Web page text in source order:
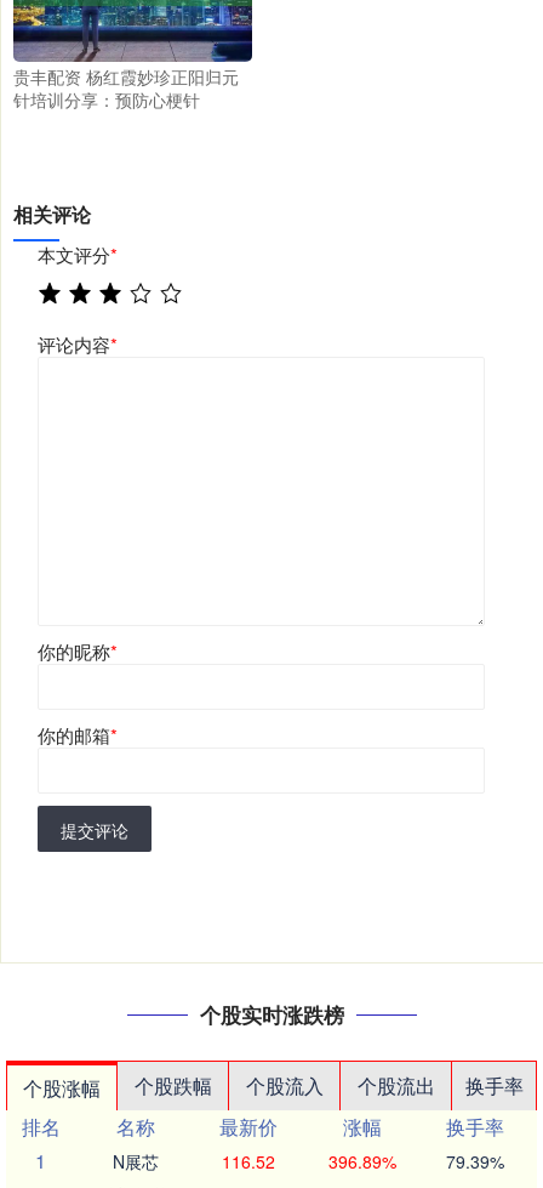
贵丰配资 杨红霞妙珍正阳归元
针培训分享：预防心梗针
相关评论
本文评分*
评论内容*
你的昵称*
你的邮箱*
提交评论
个股实时涨跌榜
个股涨幅 个股跌幅 个股流入 个股流出
换手率
排名
名称 最新价 涨幅
换手率
1
N展芯 116.52 396.89% 79.39%